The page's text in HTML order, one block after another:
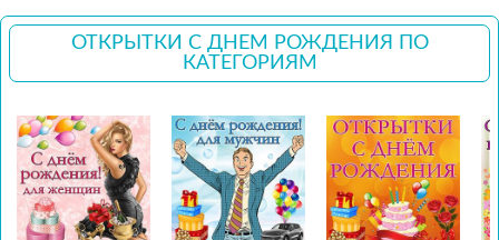
ОТКРЫТКИ С ДНЕМ РОЖДЕНИЯ ПО
КАТЕГОРИЯМ